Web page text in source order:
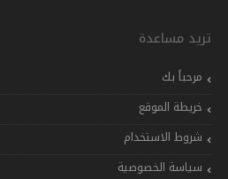
تريد مساعدة
مرحباً بك
خريطة الموقع
شروط الاستخدام
سياسة الخصوصية